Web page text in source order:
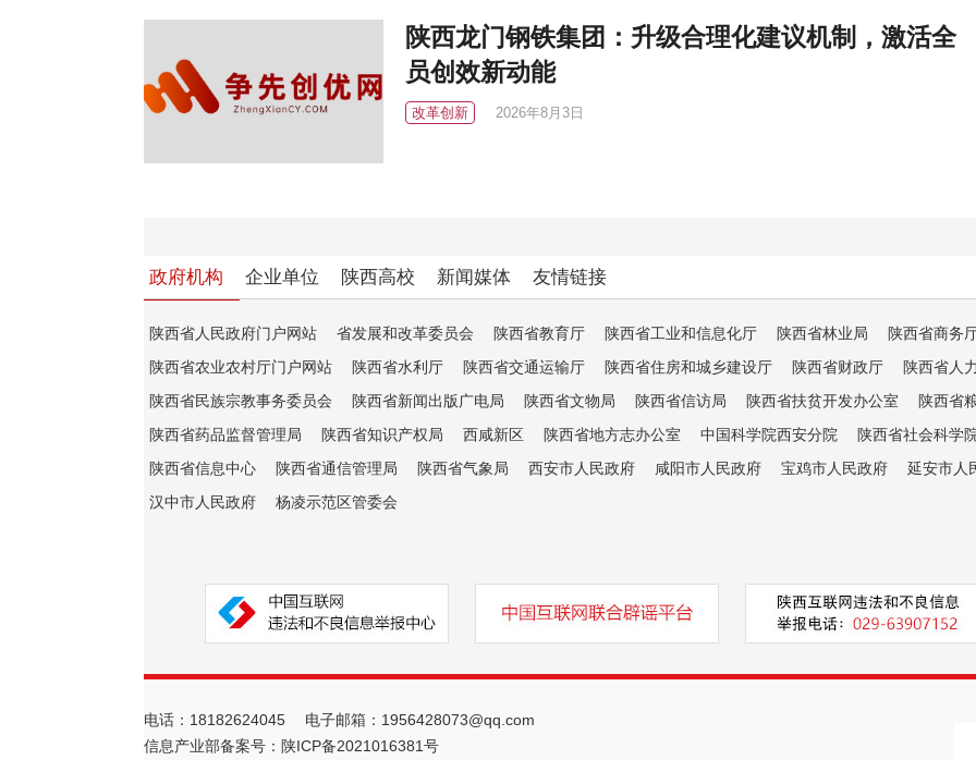
陕西龙门钢铁集团：升级合理化建议机制，激活全
员创效新动能
改革创新 2026年8月3日
政府机构 企业单位 陕西高校 新闻媒体 友情链接
陕西省人民政府门户网站 省发展和改革委员会 陕西省教育厅 陕西省工业和信息化厅 陕西省林业局
陕西省商务
陕西省农业农村厅门户网站
陕西省水利厅 陕西省交通运输厅 陕西省住房和城乡建设厅 陕西省财政厅
陕西省人
陕西省民族宗教事务委员会
陕西省新闻出版广电局 陕西省文物局 陕西省信访局 陕西省扶贫开发办公室
陕西省
陕西省药品监督管理局
陕西省知识产权局 西咸新区 陕西省地方志办公室 中国科学院西安分院
陕西省社会科学
陕西省信息中心
陕西省通信管理局 陕西省气象局 西安市人民政府 咸阳市人民政府 宝鸡市人民政府
延安市人
汉中市人民政府
杨凌示范区管委会
电话：18182624045 电子邮箱：1956428073@qq.com
信息产业部备案号： 陕ICP备2021016381号